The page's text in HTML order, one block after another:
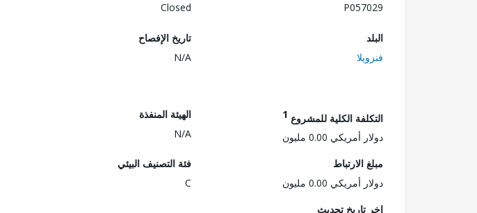
P057029
Closed
البلد
فنزويلا
تاريخ الإفصاح
N/A
التكلفة الكلية للمشروع 1
دولار أمريكي 0.00 مليون
الهيئة المنفذة
N/A
مبلغ الارتباط
دولار أمريكي 0.00 مليون
فئة التصنيف البيئي
C
اخر تاريخ تحديث